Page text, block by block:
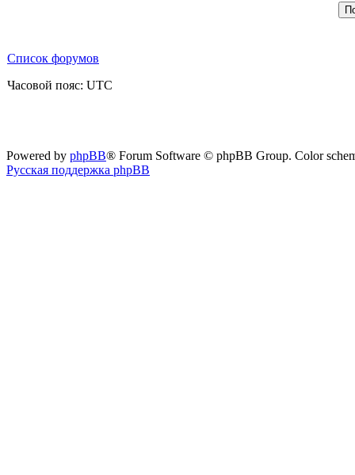
Список форумов
Часовой пояс: UTC
Powered by phpBB® Forum Software © phpBB Group. Color
Русская поддержка phpBB